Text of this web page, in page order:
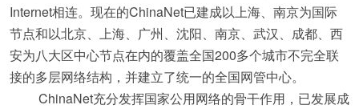
Internet相连。现在的ChinaNet已建成以上海、南京为国际
节点和以北京、上海、广州、沈阳、南京、武汉、成都、西
安为八大区中心节点在内的覆盖全国200多个城市不完全联
接的多层网络结构，并建立了统一的全国网管中心。
ChinaNet充分发挥国家公用网络的骨干作用，已发展成